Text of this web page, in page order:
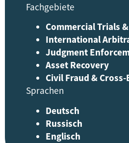
Fachgebiete
Commercial Trials
International
Judgment
Asset Recovery
Civil Fraud &
Sprachen
Deutsch
Russisch
Englisch